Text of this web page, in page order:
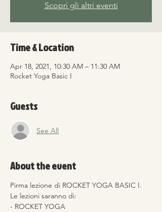
Scopri gli altri eventi
Time & Location
Apr 18, 2021, 10:30 AM – 11:30 AM
Rocket Yoga Basic I
Guests
See All
About the event
Pirma lezione di ROCKET YOGA BASIC I.
Le lezioni saranno di:
- ROCKET YOGA